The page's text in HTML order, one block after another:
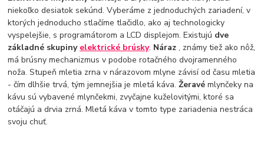
niekoľko desiatok sekúnd. Vyberáme z jednoduchých zariadení, v
ktorých jednoducho stlačíme tlačidlo, ako aj technologicky
vyspelejšie, s programátorom a LCD displejom. Existujú dve
základné skupiny elektrické brúsky. Náraz, známy tiež ako nôž,
má brúsny mechanizmus v podobe rotačného dvojramenného
noža. Stupeň mletia zrna v nárazovom mlyne závisí od času mletia
- čím dlhšie trvá, tým jemnejšia je mletá káva.Žeravémlynčeky na
kávu sú vybavené mlynčekmi, zvyčajne kuželovitými, ktoré sa
otáčajú a drvia zrná. Mletá káva v tomto type zariadenia nestráca
svoju chuť.